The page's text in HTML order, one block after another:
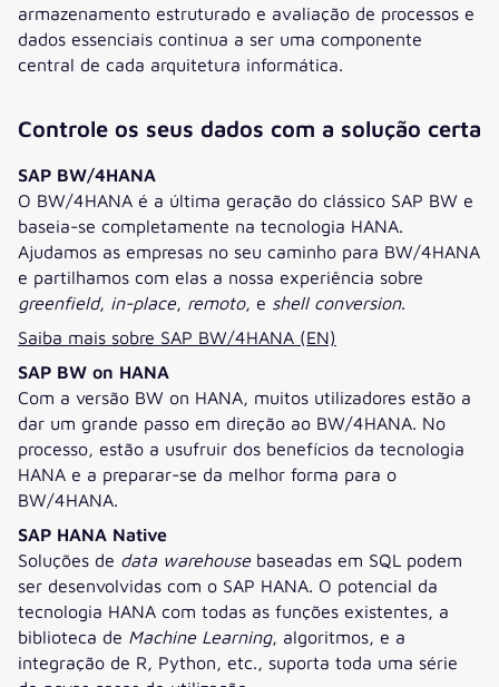
armazenamento estruturado e avaliação de processos e
dados essenciais continua a ser uma componente
central de cada arquitetura informática.
Controle os seus dados com a solução certa
SAP BW/4HANA
O BW/4HANA é a última geração do clássico SAP BW e
baseia-se completamente na tecnologia HANA.
Ajudamos as empresas no seu caminho para BW/4HANA
e partilhamos com elas a nossa experiência sobre
greenfield, in-place, remoto, e shell conversion.
Saiba mais sobre SAP BW/4HANA (EN)
SAP BW on HANA
Com a versão BW on HANA, muitos utilizadores estão a
dar um grande passo em direção ao BW/4HANA. No
processo, estão a usufruir dos benefícios da tecnologia
HANA e a preparar-se da melhor forma para o
BW/4HANA.
SAP HANA Native
Soluções de data warehouse baseadas em SQL podem
ser desenvolvidas com o SAP HANA. O potencial da
tecnologia HANA com todas as funções existentes, a
biblioteca de Machine Learning, algoritmos, e a
integração de R, Python, etc., suporta toda uma série